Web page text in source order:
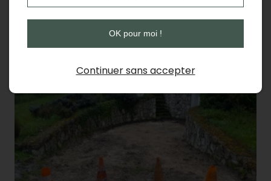
OK pour moi !
Continuer sans accepter